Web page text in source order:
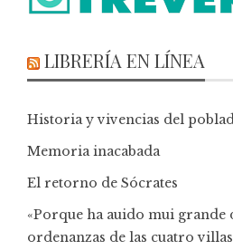
LIBRERÍA EN LÍNEA
Historia y vivencias del
Memoria inacabada
El retorno de Sócrates
«Porque ha auido mui grande
ordenanzas de las cuatro